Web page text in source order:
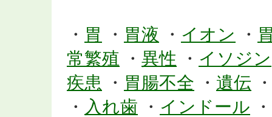
・ 胃 ・ 胃液 ・ イオン ・
常繁殖 ・ 異性 ・ イソジン
疾患 ・ 胃腸不全 ・ 遺伝
・ 入れ歯 ・ インドール ・